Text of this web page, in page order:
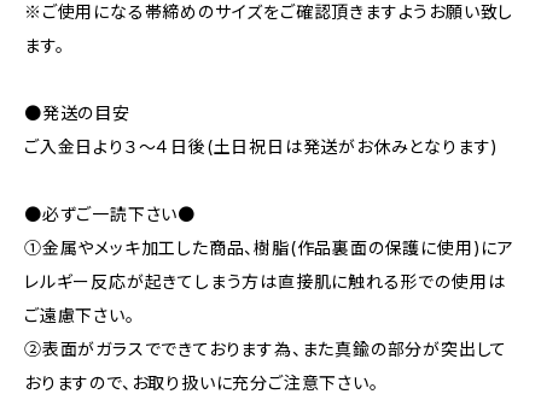
※ご使用になる帯締めのサイズをご確認頂きますようお願い致し
ます。
●発送の目安
ご入金日より３～４日後(土日祝日は発送がお休みとなります)
●必ずご一読下さい●
①金属やメッキ加工した商品、樹脂(作品裏面の保護に使用)にア
レルギー反応が起きてしまう方は直接肌に触れる形での使用は
ご遠慮下さい。
②表面がガラスでできております為、また真鍮の部分が突出して
おりますので、お取り扱いに充分ご注意下さい。